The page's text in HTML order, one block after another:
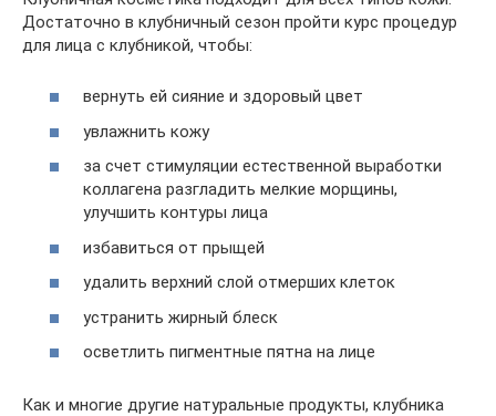
Достаточно в клубничный сезон пройти курс процедур
для лица с клубникой, чтобы:
вернуть ей сияние и здоровый цвет
увлажнить кожу
за счет стимуляции естественной выработки
коллагена разгладить мелкие морщины,
улучшить контуры лица
избавиться от прыщей
удалить верхний слой отмерших клеток
устранить жирный блеск
осветлить пигментные пятна на лице
Как и многие другие натуральные продукты, клубника